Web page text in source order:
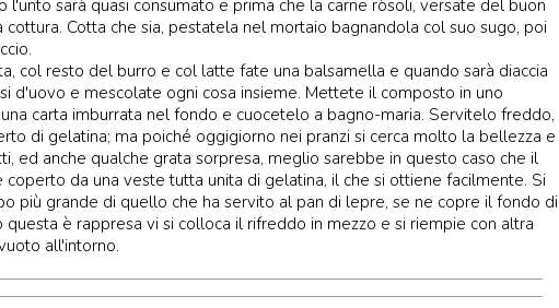
l'unto sarà quasi consumato e prima che la carne ròsoli, versate del buon
Cotta che sia, pestatela nel mortaio bagnandola col suo sugo, poi
col resto del burro e col latte fate una balsamella e quando sarà diaccia
d'uovo e mescolate ogni cosa insieme. Mettete il composto in uno
carta imburrata nel fondo e cuocetelo a bagno-maria. Servitelo freddo,
di gelatina; ma poiché oggigiorno nei pranzi si cerca molto la bellezza e
ed anche qualche grata sorpresa, meglio sarebbe in questo caso che il
coperto da una veste tutta unita di gelatina, il che si ottiene facilmente. Si
più grande di quello che ha servito al pan di lepre, se ne copre il fondo di
questa è rappresa vi si colloca il rifreddo in mezzo e si riempie con altra
all'intorno.